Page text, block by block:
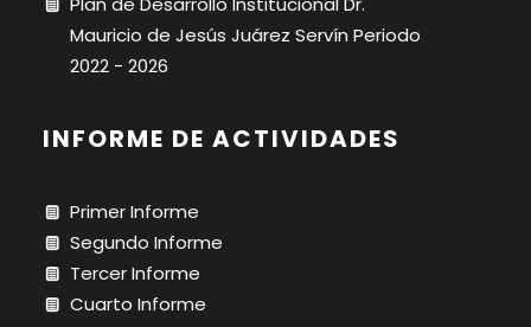
Mauricio de Jesús Juárez Servín Periodo
2022 - 2026
INFORME DE ACTIVIDADES
Primer Informe
Segundo Informe
Tercer Informe
Cuarto Informe